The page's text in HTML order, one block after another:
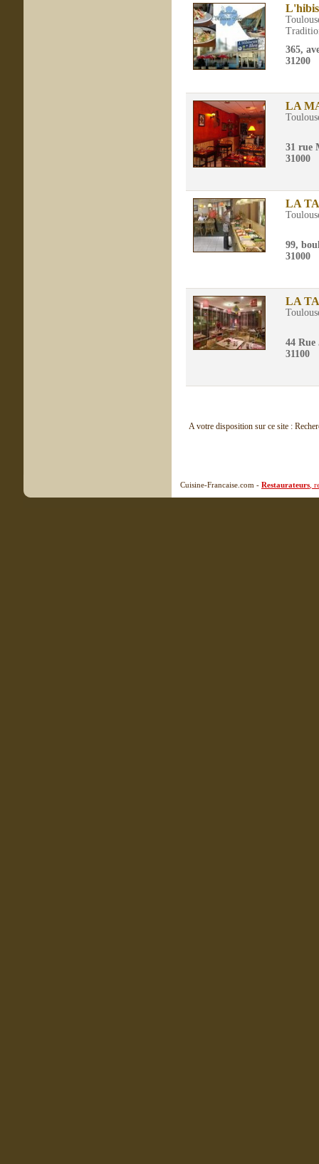
365,
31200
LA
31 rue
31000
LA
99,
31000
LA
44 Rue
31100
A votre disposition sur ce site :
Cuisine-Francaise.com - Restaurateurs ,